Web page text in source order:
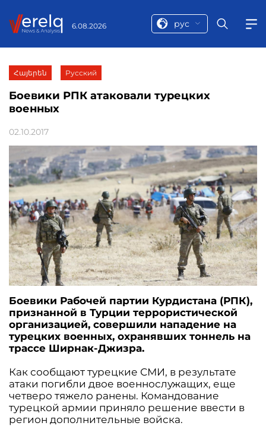
6.08.2026 рус
Հայերեն Русский
Боевики РПК атаковали турецких
военных
02.10.2017
Боевики Рабочей партии Курдистана (РПК),
признанной в Турции террористической
организацией, совершили нападение на
турецких военных, охранявших тоннель на
трассе Ширнак-Джизра.
Как сообщают турецкие СМИ, в результате
атаки погибли двое военнослужащих, еще
четверо тяжело ранены. Командование
турецкой армии приняло решение ввести в
регион дополнительные войска.